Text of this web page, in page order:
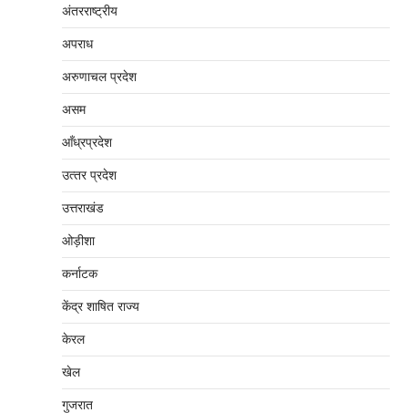
अंतरराष्‍ट्रीय
अपराध
अरुणाचल प्रदेश
असम
आँध्रप्रदेश
उत्‍तर प्रदेश
उत्तराखंड
ओड़ीशा
कर्नाटक
केंद्र शाषित राज्य
केरल
खेल
गुजरात